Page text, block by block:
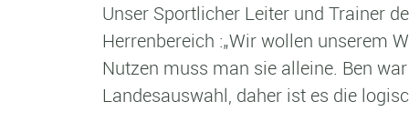
Unser Sportlicher Leiter und Trainer
Herrenbereich :„Wir wollen unserem
Nutzen muss man sie alleine. Ben
Landesauswahl, daher ist es die